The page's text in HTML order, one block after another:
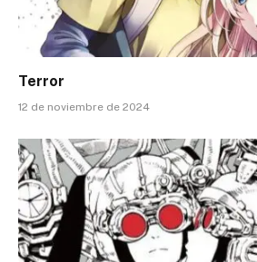
Terror
12 de noviembre de 2024